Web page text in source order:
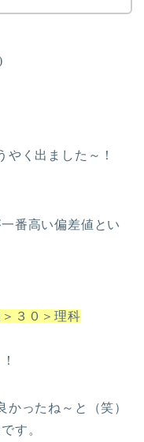
く出ました～！
番高い偏差値とい
３０＞理科
かったね～と（笑）
す。